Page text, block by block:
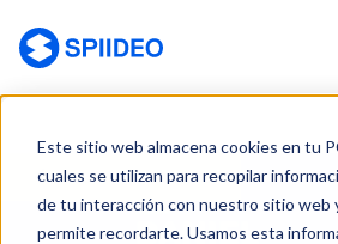
Este sitio web almacena cookies en tu
cuales se utilizan para recopilar
de tu interacción con nuestro sitio web
permite recordarte. Usamos esta
Back to Webinars